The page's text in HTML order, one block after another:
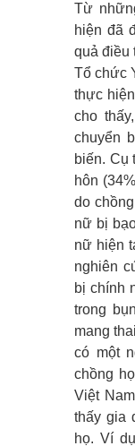
Từ
hiện đã
quả điều
Tổ chức
thực
cho
chuyển
biến. Cụ
hôn
do
nữ bị
nữ hiện
nghiên
bị chính
trong
mang
có một
chồng
Việt
thấy gia
họ. Ví